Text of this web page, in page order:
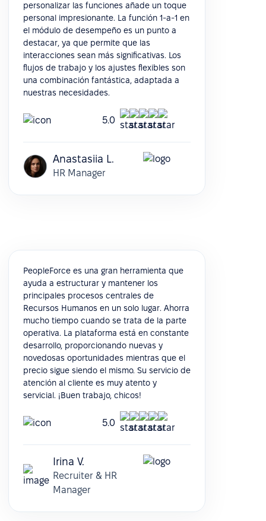
personalizar las funciones añade un toque
personal impresionante. La función 1-a-1 en
el módulo de desempeño es un punto a
destacar, ya que permite que las
interacciones sean más significativas. Los
flujos de trabajo y los ajustes flexibles son
una combinación fantástica, adaptada a
nuestras necesidades.
5.0
Anastasiia L.
HR Manager
PeopleForce es una gran herramienta que
ayuda a estructurar y mantener los
principales procesos centrales de
Recursos Humanos en un solo lugar. Ahorra
mucho tiempo cuando se trata de la parte
operativa. La plataforma está en constante
desarrollo, proporcionando nuevas y
novedosas oportunidades mientras que el
precio sigue siendo el mismo. Su servicio de
atención al cliente es muy atento y
servicial. ¡Buen trabajo, chicos!
5.0
Irina V.
Recruiter & HR
Manager